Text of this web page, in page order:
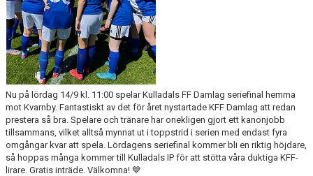
DOKUMENT
BILDGALLERI
MATCHER
INBETALNING
PROFILKLÄDER
KFF FACEBOOK
Nu på lördag 14/9 kl. 11:00 spelar Kulladals FF Damlag seriefinal hemma
mot Kvarnby. Fantastiskt av det för året nystartade KFF Damlag att redan
prestera så bra. Spelare och tränare har onekligen gjort ett kanonjobb
tillsammans, vilket alltså mynnat ut i toppstrid i serien med endast fyra
omgångar kvar att spela. Lördagens seriefinal kommer bli en riktig höjdare,
så hoppas många kommer till Kulladals IP för att stötta våra duktiga KFF-
lirare. Gratis inträde. Välkomna! 💙